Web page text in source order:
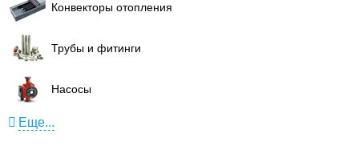
Конвекторы отопления
Трубы и фитинги
Насосы
Еще...